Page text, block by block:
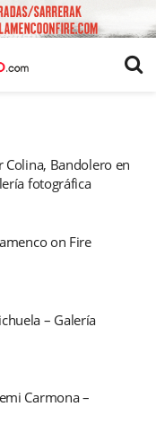
Colina, Bandolero en
fotográfica
on Fire
– Galería
Carmona –